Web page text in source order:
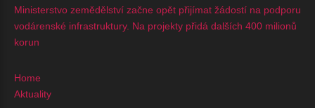
Ministerstvo zemědělství začne opět přijímat žádostí na podporu
vodárenské infrastruktury. Na projekty přidá dalších 400 milionů
korun
Home
Aktuality